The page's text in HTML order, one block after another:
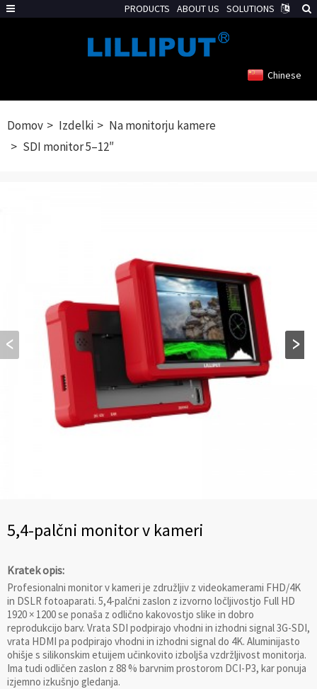
Chinese
Domov Izdelki
Na monitorju kamere
SDI monitor 5–12″
5,4-palčni monitor v kameri
Kratek opis:
Profesionalni monitor v kameri je združljiv z videokamerami FHD/4K
in DSLR fotoaparati. 5,4-palčni zaslon z izvorno ločljivostjo Full HD
1920 × 1200 se ponaša z odlično kakovostjo slike in dobro
reprodukcijo barv. Vrata SDI podpirajo vhodni in izhodni signal 3G-SDI,
vrata HDMI pa podpirajo vhodni in izhodni signal do 4K. Aluminijasto
ohišje s silikonskim etuijem učinkovito izboljša vzdržljivost monitorja.
Ima tudi odličen zaslon z 88 % barvnim prostorom DCI-P3, kar ponuja
izjemno izkušnjo gledanja.
PRODUCTS ABOUT US SOLUTIONS